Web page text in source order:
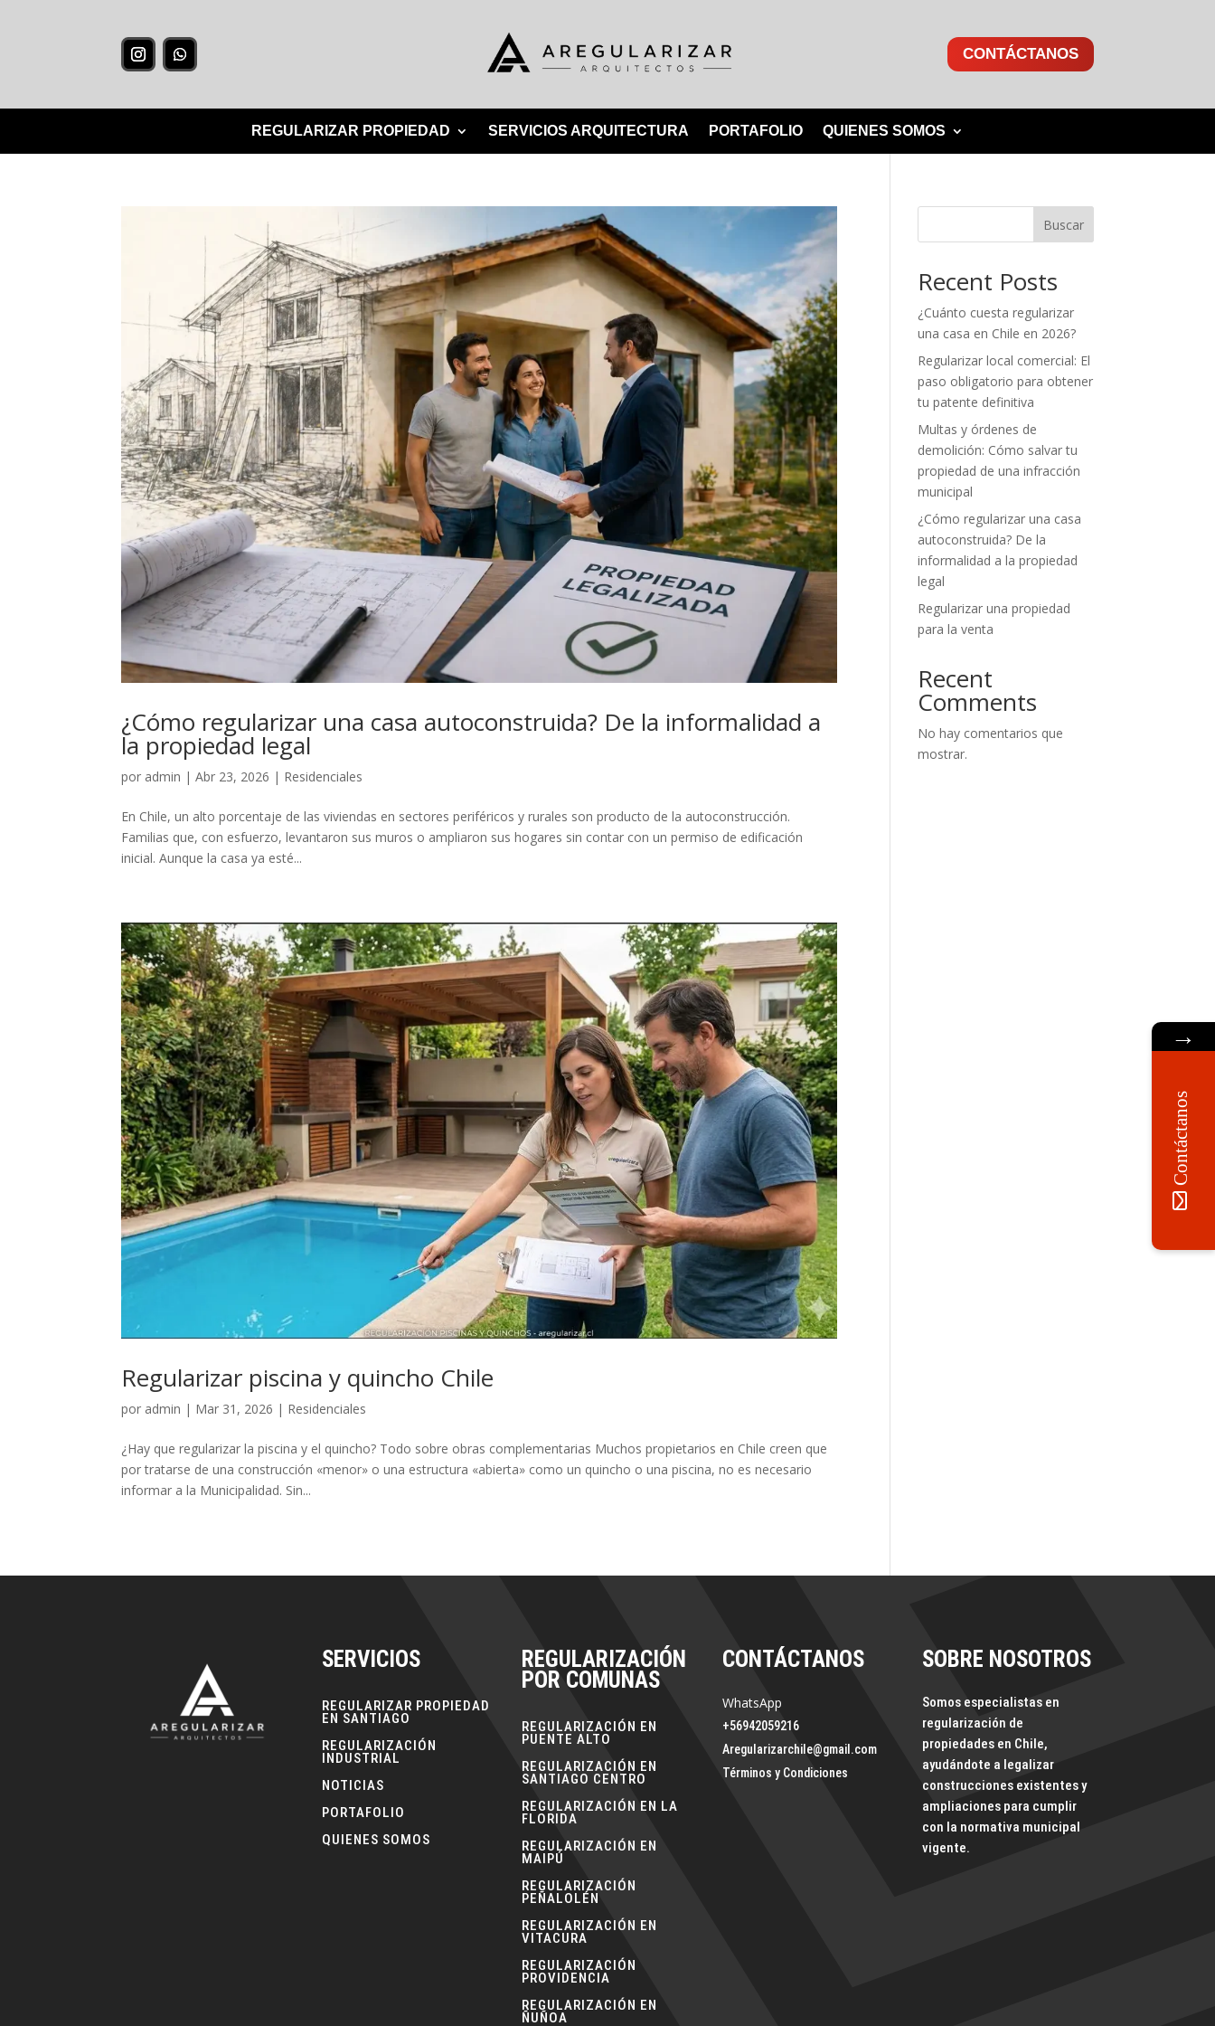
CONTÁCTANOS
REGULARIZAR PROPIEDAD SERVICIOS ARQUITECTURA PORTAFOLIO QUIENES SOMOS
¿Cómo regularizar una casa autoconstruida? De la informalidad a
la propiedad legal
por admin |Abr 23, 2026 | Residenciales
En Chile, un alto porcentaje de las viviendas en sectores periféricos y rurales son producto de la autoconstrucción.
Familias que, con esfuerzo, levantaron sus muros o ampliaron sus hogares sin contar con un permiso de edificación
inicial. Aunque la casa ya esté...
Regularizar piscina y quincho Chile
por admin | Mar 31, 2026 | Residenciales
¿Hay que regularizar la piscina y el quincho? Todo sobre obras complementarias Muchos propietarios en Chile creen que
por tratarse de una construcción «menor» o una estructura «abierta» como un quincho o una piscina, no es necesario
informar a la Municipalidad. Sin...
Buscar
Recent Posts
¿Cuánto cuesta regularizar
una casa en Chile en 2026?
Regularizar local comercial: El
paso obligatorio para obtener
tu patente definitiva
Multas y órdenes de
demolición: Cómo salvar tu
propiedad de una infracción
municipal
¿Cómo regularizar una casa
autoconstruida? De la
informalidad a la propiedad
legal
Regularizar una propiedad
para la venta
Recent
Comments
No hay comentarios que
mostrar.
SERVICIOS
REGULARIZAR PROPIEDAD
EN SANTIAGO
REGULARIZACIÓN
INDUSTRIAL
NOTICIAS
PORTAFOLIO
QUIENES SOMOS
REGULARIZACIÓN
POR COMUNAS
REGULARIZACIÓN EN
PUENTE ALTO
REGULARIZACIÓN EN
SANTIAGO CENTRO
REGULARIZACIÓN EN LA
FLORIDA
REGULARIZACIÓN EN
MAIPÚ
REGULARIZACIÓN
PEÑALOLÉN
REGULARIZACIÓN EN
VITACURA
REGULARIZACIÓN
PROVIDENCIA
REGULARIZACIÓN EN
ÑUÑOA
CONTÁCTANOS
WhatsApp
+56942059216
Aregularizarchile@gmail.com
Términos y Condiciones
SOBRE NOSOTROS
Somos especialistas en
regularización de
propiedades en Chile,
ayudándote a legalizar
construcciones existentes y
ampliaciones para cumplir
con la normativa municipal
vigente.
→
Contáctanos